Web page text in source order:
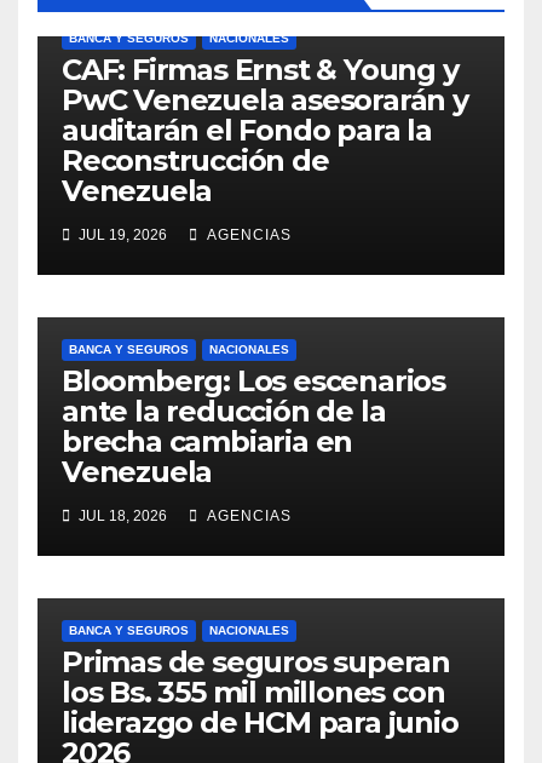
BANCA Y SEGUROS NACIONALES
CAF: Firmas Ernst & Young y
PwC Venezuela asesorarán y
auditarán el Fondo para la
Reconstrucción de
Venezuela
JUL 19, 2026 AGENCIAS
BANCA Y SEGUROS NACIONALES
Bloomberg: Los escenarios
ante la reducción de la
brecha cambiaria en
Venezuela
JUL 18, 2026 AGENCIAS
BANCA Y SEGUROS NACIONALES
Primas de seguros superan
los Bs. 355 mil millones con
liderazgo de HCM para junio
2026